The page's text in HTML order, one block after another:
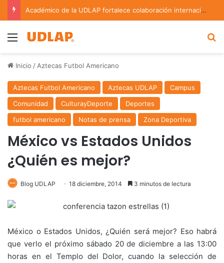
Académico de la UDLAP fortalece colaboración internacional con estancia de investigación en Argentina
Menu
Inicio / Aztecas Futbol Americano
Aztecas Futbol Americano Aztecas UDLAP
Campus
Comunidad
CulturayDeporte
Deportes
futbol americano
Notas de prensa Zona Deportiva
México vs Estados Unidos
¿Quién es mejor?
Blog UDLAP 18 diciembre, 2014 3 minutos de lectura
México o Estados Unidos, ¿Quién será mejor? Eso habrá
que verlo el próximo sábado 20 de diciembre a las 13:00
horas en el Templo del Dolor, cuando la selección de